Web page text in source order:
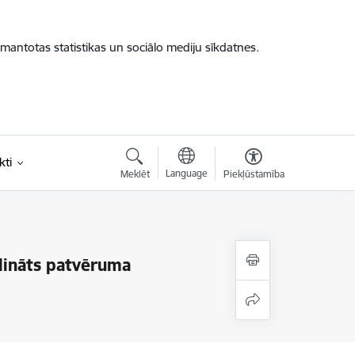
statistikas un sociālo mediju sīkdatnes.
Meklēt Language Piekļūstamība
patvēruma